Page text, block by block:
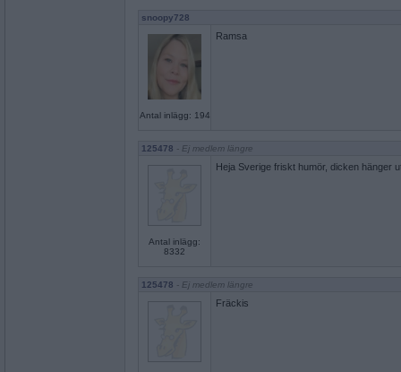
snoopy728
Antal inlägg: 194
Ramsa
125478 - Ej medlem längre
Antal inlägg:
8332
Heja Sverige friskt humör, dicken hänger
125478 - Ej medlem längre
Fräckis